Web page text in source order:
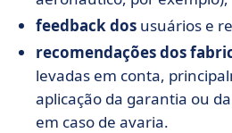
feedback dos usuários e
recomendações dos
levadas em conta,
aplicação da garantia ou
em caso de avaria.